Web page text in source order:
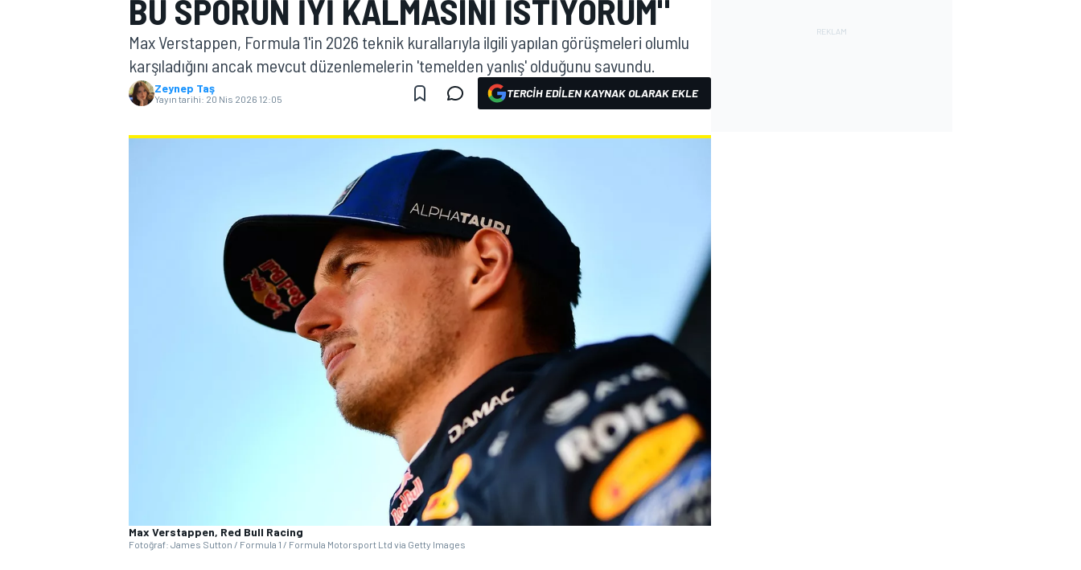
MOTOGP
WORLD SUPERBIKE
BU SPORUN IYI KALMASINI ISTIYORUM"
Max Verstappen, Formula 1'in 2026 teknik kurallarıyla ilgili yapılan görüşmeleri olumlu
karşıladığını ancak mevcut düzenlemelerin 'temelden yanlış' olduğunu savundu.
Zeynep Taş
Yayın tarihi: 20 Nis 2026 12:05 TERCIH EDILEN KAYNAK OLARAK EKLE
Max Verstappen, Red Bull Racing
Fotoğraf: James Sutton / Formula 1 / Formula Motorsport Ltd via Getty Images